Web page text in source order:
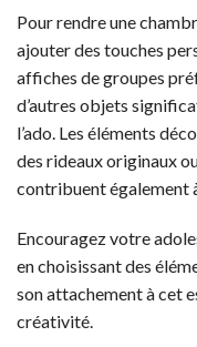
Pour rendre une
ajouter des touches
affiches de groupes
d’autres objets
l’ado. Les éléments
des rideaux originaux
contribuent également
Encouragez votre
en choisissant des
son attachement à cet
créativité.